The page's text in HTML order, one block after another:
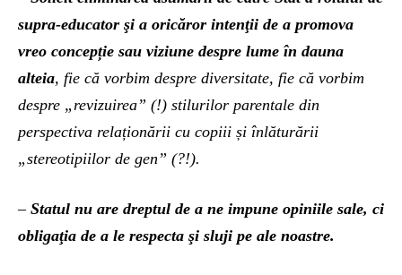
supra-educator şi a oricăror intenţii de a promova
vreo concepție sau viziune despre lume în dauna
alteia, fie că vorbim despre diversitate, fie că vorbim
despre „revizuirea” (!) stilurilor parentale din
perspectiva relaționării cu copiii și înlăturării
„stereotipiilor de gen” (?!).
– Statul nu are dreptul de a ne impune opiniile sale, ci
obligaţia de a le respecta şi sluji pe ale noastre.